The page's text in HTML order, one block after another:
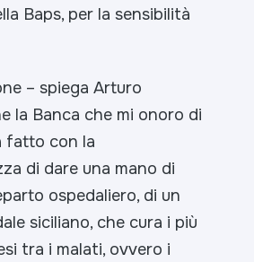
Baps, per la sensibilità
– spiega Arturo
la Banca che mi onoro di
fatto con la
di dare una mano di
ospedaliero, di un
siciliano, che cura i più
tra i malati, ovvero i